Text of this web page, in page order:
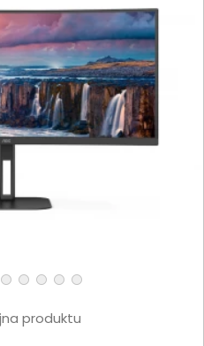
produktu